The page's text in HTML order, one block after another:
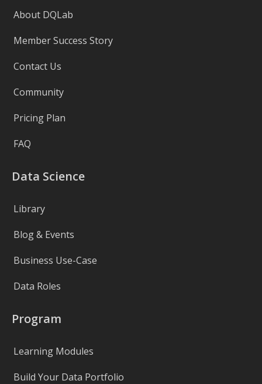
About DQLab
Member Success Story
Contact Us
Community
Pricing Plan
FAQ
Data Science
Library
Blog & Events
Business Use-Case
Data Roles
Program
Learning Modules
Build Your Data Portfolio